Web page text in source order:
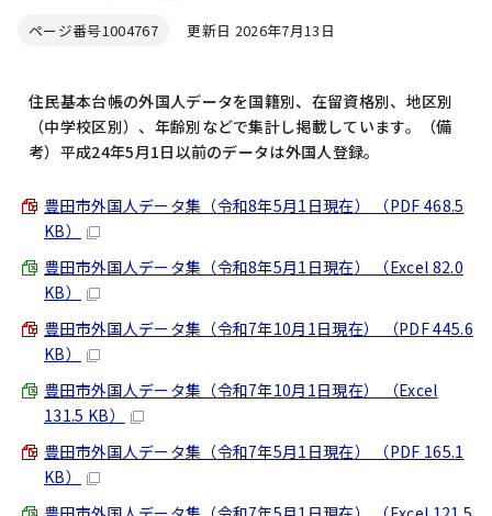
ページ番号1004767 更新日 2026年7月13日
住民基本台帳の外国人データを国籍別、在留資格別、地区別
（中学校区別）、年齢別などで集計し掲載しています。（備
考）平成24年5月1日以前のデータは外国人登録。
豊田市外国人データ集（令和8年5月1日現在） （PDF 468.5
KB）
豊田市外国人データ集（令和8年5月1日現在） （Excel 82.0
KB）
豊田市外国人データ集（令和7年10月1日現在） （PDF 445.6
KB）
豊田市外国人データ集（令和7年10月1日現在） （Excel
131.5 KB）
豊田市外国人データ集（令和7年5月1日現在） （PDF 165.1
KB）